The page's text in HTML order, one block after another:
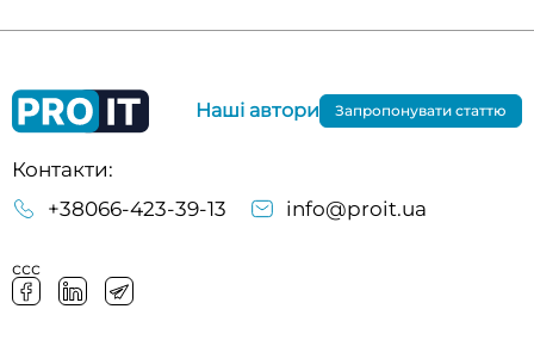
Контакти:
+38066-423-39-13
info@proit.ua
ссс
Наші автори Запропонувати статтю